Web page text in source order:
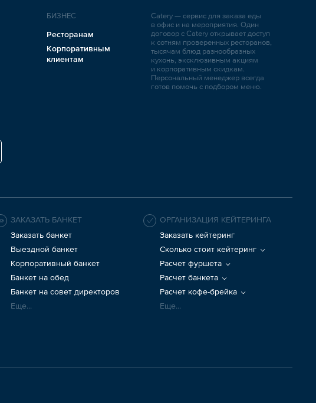
БИЗНЕС
Ресторанам
Корпоративным
клиентам
Catery — сервис для заказа еды
в офис и на мероприятия. Один
договор с Catery открывает доступ
к сотням проверенных ресторанов,
тысячам блюд разнообразных
кухонь, эксклюзивным акциям
и корпоративным скидкам.
Персональный менеджер всегда
готов помочь с подбором меню.
ЗАКАЗАТЬ БАНКЕТ
Заказать банкет
Выездной банкет
Корпоративный банкет
Банкет на обед
Банкет на совет директоров
Еще...
ОРГАНИЗАЦИЯ КЕЙТЕРИНГА
Заказать кейтеринг
Сколько стоит кейтеринг
Расчет фуршета
Расчет банкета
Расчет кофе-брейка
Еще...